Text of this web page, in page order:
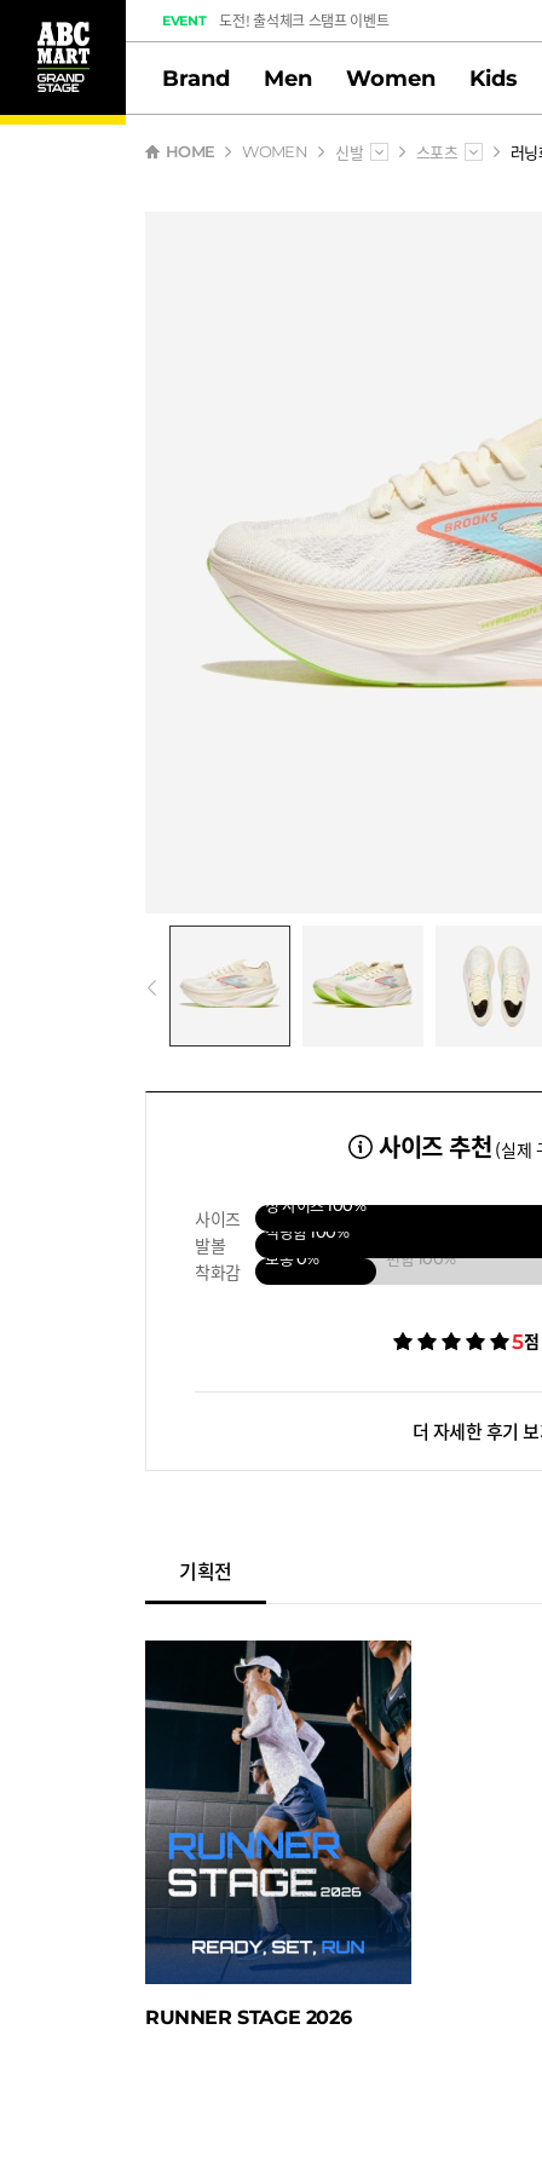
EVENT
도전! 출석체크 스탬프 이벤트
Brand Men Women Kids
HOME WOMEN 신발 스포츠 러
사이즈 추천 (실제
사이즈
정 사이즈100%
발볼
적당함 100%
착화감
보통0% 편함100%
5점
더 자세한 후기
기획전
RUNNER STAGE 2026